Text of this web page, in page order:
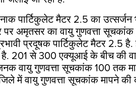
पार्टिकुलेट मैटर 2.5 का उत्सर्जन
अमृतसर का वायु गुणवत्ता
प्रदूषक पार्टिकुलेट मैटर 2.5 है.
201 से300एक्यूआई के बीच की
वायु गुणवत्ता सूचकांक100तक
में वायु गुणवत्ता सूचकांक मापने की